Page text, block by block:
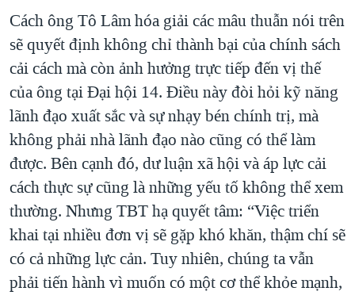
Cách ông Tô Lâm hóa giải các mâu thuẫn nói trên
sẽ quyết định không chỉ thành bại của chính sách
cải cách mà còn ảnh hưởng trực tiếp đến vị thế
của ông tại Đại hội 14. Điều này đòi hỏi kỹ năng
lãnh đạo xuất sắc và sự nhạy bén chính trị, mà
không phải nhà lãnh đạo nào cũng có thể làm
được. Bên cạnh đó, dư luận xã hội và áp lực cải
cách thực sự cũng là những yếu tố không thể xem
thường. Nhưng TBT hạ quyết tâm: “Việc triển
khai tại nhiều đơn vị sẽ gặp khó khăn, thậm chí sẽ
có cả những lực cản. Tuy nhiên, chúng ta vẫn
phải tiến hành vì muốn có một cơ thể khỏe mạnh,